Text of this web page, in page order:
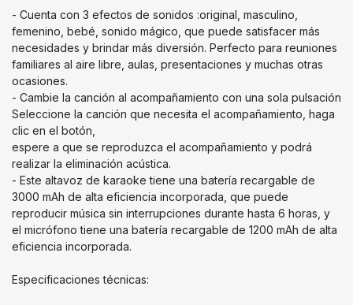
- Cuenta con 3 efectos de sonidos :original, masculino,
femenino, bebé, sonido mágico, que puede satisfacer más
necesidades y brindar más diversión. Perfecto para reuniones
familiares al aire libre, aulas, presentaciones y muchas otras
ocasiones.
- Cambie la canción al acompañamiento con una sola pulsación
Seleccione la canción que necesita el acompañamiento, haga
clic en el botón,
espere a que se reproduzca el acompañamiento y podrá
realizar la eliminación acústica.
- Este altavoz de karaoke tiene una batería recargable de
3000 mAh de alta eficiencia incorporada, que puede
reproducir música sin interrupciones durante hasta 6 horas, y
el micrófono tiene una batería recargable de 1200 mAh de alta
eficiencia incorporada.
Especificaciones técnicas: